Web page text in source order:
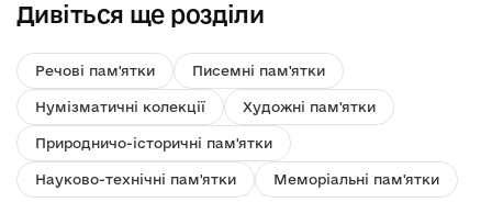
Дивіться ще розділи
Речові пам'ятки Писемні пам'ятки
Нумізматичні колекції Художні пам'ятки
Природничо-історичні пам'ятки
Науково-технічні пам'ятки Меморіальні пам'ятки